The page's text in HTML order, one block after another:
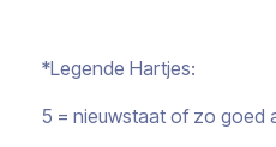
*Legende Hartjes:
5 = nieuwstaat of zo goed